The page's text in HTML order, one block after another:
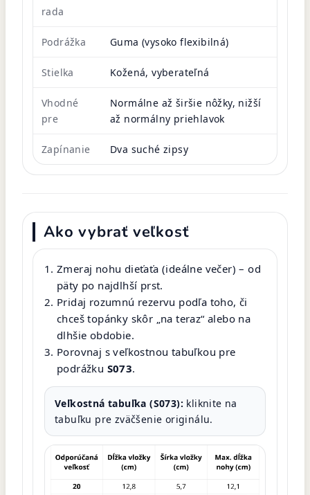
rada
Podrážka Guma (vysoko flexibilná)
Stielka Kožená, vyberateľná
Vhodné
pre
Normálne až širšie nôžky, nižší
až normálny priehlavok
Zapínanie Dva suché zipsy
Ako vybrať veľkosť
Zmeraj nohu dieťaťa (ideálne večer) – od
päty po najdlhší prst.
Pridaj rozumnú rezervu podľa toho, či
chceš topánky skôr „na teraz“ alebo na
dlhšie obdobie.
Porovnaj s veľkostnou tabuľkou pre
podrážku S073.
Veľkostná tabuľka (S073): kliknite na
tabuľku pre zväčšenie originálu.